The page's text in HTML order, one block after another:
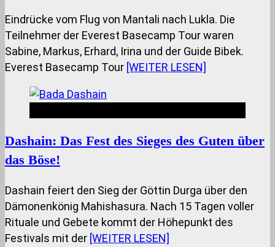
Eindrücke vom Flug von Mantali nach Lukla. Die
Teilnehmer der Everest Basecamp Tour waren
Sabine, Markus, Erhard, Irina und der Guide Bibek.
Everest Basecamp Tour [WEITER LESEN]
Dashain: Das Fest des Sieges des Guten über
das Böse!
Dashain feiert den Sieg der Göttin Durga über den
Dämonenkönig Mahishasura. Nach 15 Tagen voller
Rituale und Gebete kommt der Höhepunkt des
Festivals mit der [WEITER LESEN]